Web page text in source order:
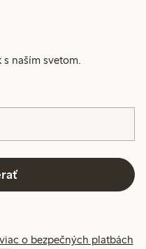
s naším svetom.
o bezpečných platbách